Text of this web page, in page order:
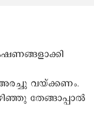
വയ്ക്കണം.
തേങ്ങാപ്പാൽ